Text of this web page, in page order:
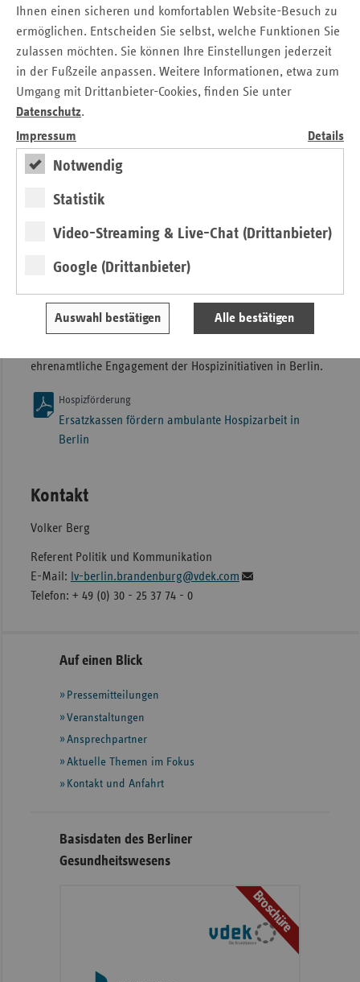
Ihnen einen sicheren und komfortablen Website-Besuch zu
ermöglichen. Entscheiden Sie selbst, welche Funktionen Sie
zulassen möchten. Sie können Ihre Einstellungen jederzeit
in der Fußzeile anpassen. Weitere Informationen, etwa zum
Umgang mit Drittanbieter-Cookies, finden Sie unter
Datenschutz.
Impressum
Details
Notwendig
Statistik
Video-Streaming & Live-Chat (Drittanbieter)
Google (Drittanbieter)
Auswahl bestätigen Alle bestätigen
unsere besondere Wertschätzung und Anerkennung. Es ist
den Ersatzkassen daher ein großes Anliegen, diese Arbeit
unterstützen zu können“, so Rudolph.
Die Fördermittel werden hauptsächlich für Aus-, Fort- und
Weiterbildung der ehrenamtlichen Helfer verwendet, die
psychosozialer Begleitung beistehen. Sie werden hierbei
von Fachkräften auf diese Tätigkeit vorbereitet und in der
Sachkosten wie z. B. Fahrtkosten und Büromaterial.
Die Webseitewww.hospizlotse.deist ein kostenloses und
Interessenten die Suche nach geeigneten Hospiz- und
ambulanten Hospizdienste in Berlin mit fast 3,3 Millionen
ehrenamtliche Engagement der Hospizinitiativen in Berlin.
Hospizförderung
Ersatzkassen fördern ambulante Hospizarbeit in
Berlin
Kontakt
Volker Berg
Referent Politik und Kommunikation
E-Mail: lv-berlin.brandenburg@vdek.com
Telefon: + 49 (0) 30 - 25 37 74 - 0
Seitennavigation
Seitenleiste
weiteren
Informationen
Auf einen Blick
Pressemitteilungen
Veranstaltungen
Ansprechpartner
Aktuelle Themen im Fokus
Kontakt und Anfahrt
Basisdaten des Berliner
Gesundheitswesens
Broschüre